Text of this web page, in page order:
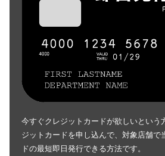
今すぐクレジットカードが欲しいという
ジットカードを申し込んで、対象店舗で
ドの最短即日発行できる方法です。